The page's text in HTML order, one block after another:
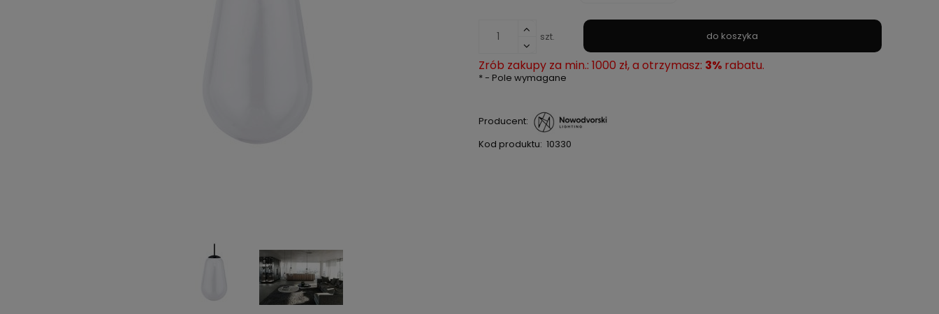
szt. do koszyka
Zrób zakupy za min.: 1000 zł, a otrzymasz: 3%rabatu.
*- Pole wymagane
Producent:
Kod produktu: 10330